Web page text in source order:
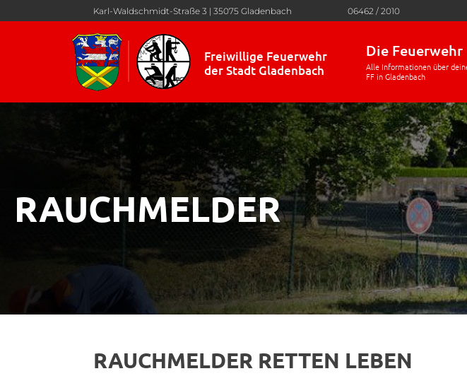
Karl-Waldschmidt-Straße 3 | 35075 Gladenbach 06462 / 2010
Freiwillige Feuerwehr
der Stadt Gladenbach
Die Feuerwehr
RAUCHMELDER
RAUCHMELDER RETTEN LEBEN